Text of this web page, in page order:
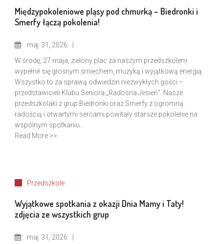
Międzypokoleniowe pląsy pod chmurką – Biedronki i
Smerfy łączą pokolenia!
maj 31, 2026
W środę, 27 maja, zielony plac za naszym przedszkolem
wypełnił się głośnym śmiechem, muzyką i wyjątkową energią.
Wszystko to za sprawą odwiedzin niezwykłych gości –
przedstawicieli Klubu Seniora „Radosna Jesień”. Nasze
przedszkolaki z grup Biedronki oraz Smerfy z ogromną
radością i otwartymi sercami powitały starsze pokolenie na
wspólnym spotkaniu...
Read More >>
Przedszkole
Wyjątkowe spotkania z okazji Dnia Mamy i Taty!
zdjęcia ze wszystkich grup
maj 31, 2026